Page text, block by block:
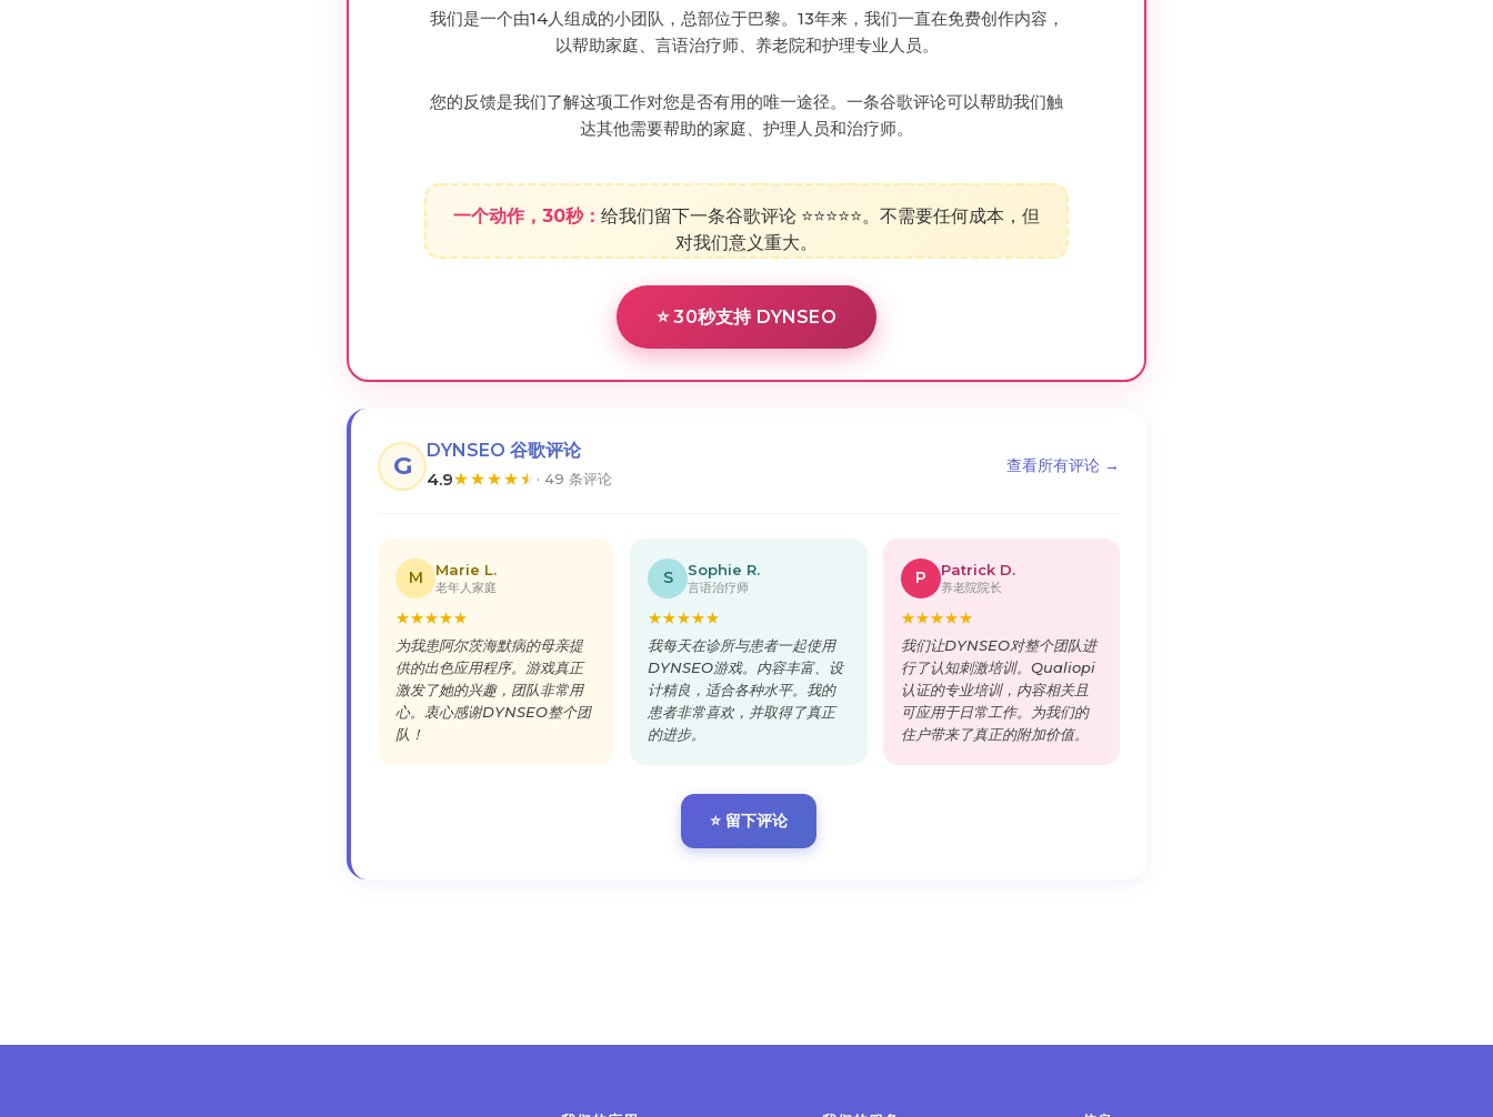
我们是一个由14人组成的小团队，总部位于巴黎。13年来，我们一直在免费创作内容，
以帮助家庭、言语治疗师、养老院和护理专业人员。
您的反馈是我们了解这项工作对您是否有用的唯一途径。一条谷歌评论可以帮助我们触
达其他需要帮助的家庭、护理人员和治疗师。
一个动作，30秒： 给我们留下一条谷歌评论 ⭐⭐⭐⭐⭐。不需要任何成本，但
对我们意义重大。
⭐ 30秒支持 DYNSEO
G
DYNSEO 谷歌评论
4.9★★★★★ · 49 条评论
查看所有评论 →
M Marie L.
老年人家庭
★★★★★
为我患阿尔茨海默病的母亲提
供的出色应用程序。游戏真正
激发了她的兴趣，团队非常用
心。衷心感谢DYNSEO整个团
队！
S Sophie R.
言语治疗师
★★★★★
我每天在诊所与患者一起使用
DYNSEO游戏。内容丰富、设
计精良，适合各种水平。我的
患者非常喜欢，并取得了真正
的进步。
P Patrick D.
养老院院长
★★★★★
我们让DYNSEO对整个团队进
行了认知刺激培训。Qualiopi
认证的专业培训，内容相关且
可应用于日常工作。为我们的
住户带来了真正的附加价值。
⭐ 留下评论